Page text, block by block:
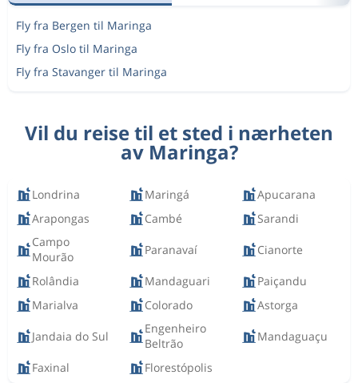
Fly fra Bergen til Maringa
Fly fra Oslo til Maringa
Fly fra Stavanger til Maringa
Vil du reise til et sted i nærheten
av Maringa?
Londrina Maringá
Apucarana
Arapongas
Cambé
Sarandi
Campo
Mourão
Paranavaí Cianorte
Rolândia Mandaguari
Paiçandu
Marialva
Colorado Astorga
Jandaia do Sul
Engenheiro
Beltrão
Mandaguaçu
Faxinal Florestópolis